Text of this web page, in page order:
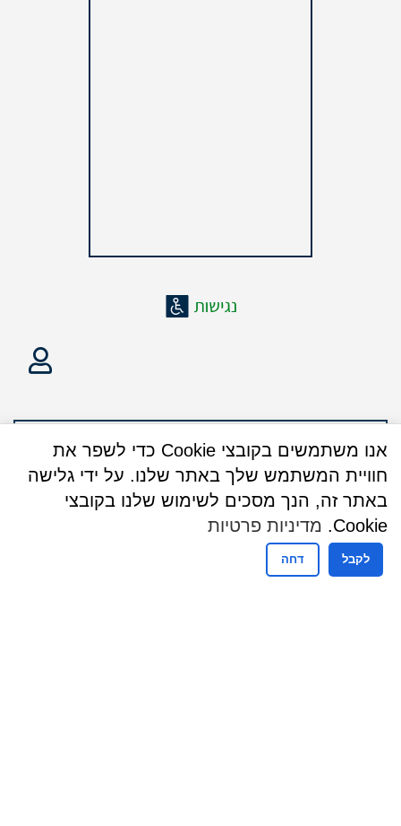
אנו משתמשים בקובצי Cookie כדי לשפר את
חוויית המשתמש שלך באתר שלנו. על ידי גלישה
באתר זה, הנך מסכים לשימוש שלנו בקובצי
Cookie.
מדיניות פרטיות
לקבל דחה